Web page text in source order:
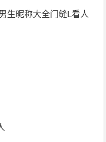
生昵称大全门缝L看人